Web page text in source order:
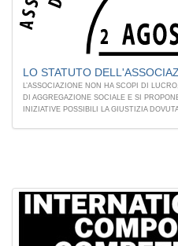
LO STATUTO
L’ASSOCIAZIONE NON HA SCOPI DI
DI AGGREGAZIONE SOCIALE E SI
INIZIATIVE POSSIBILI LA GIUSTIZIA